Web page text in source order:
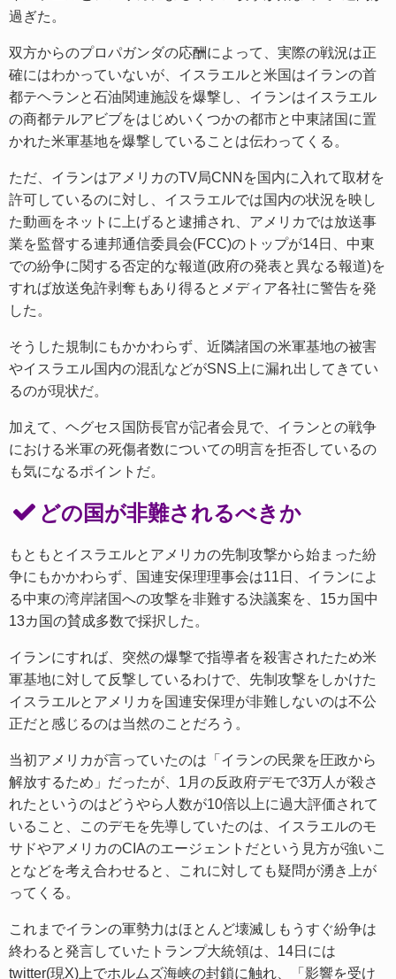
過ぎた。
双方からのプロパガンダの応酬によって、実際の戦況は正
確にはわかっていないが、イスラエルと米国はイランの首
都テヘランと石油関連施設を爆撃し、イランはイスラエル
の商都テルアビブをはじめいくつかの都市と中東諸国に置
かれた米軍基地を爆撃していることは伝わってくる。
ただ、イランはアメリカのTV局CNNを国内に入れて取材を
許可しているのに対し、イスラエルでは国内の状況を映し
た動画をネットに上げると逮捕され、アメリカでは放送事
業を監督する連邦通信委員会(FCC)のトップが14日、中東
での紛争に関する否定的な報道(政府の発表と異なる報道)を
すれば放送免許剥奪もあり得るとメディア各社に警告を発
した。
そうした規制にもかかわらず、近隣諸国の米軍基地の被害
やイスラエル国内の混乱などがSNS上に漏れ出してきてい
るのが現状だ。
加えて、ヘグセス国防長官が記者会見で、イランとの戦争
における米軍の死傷者数についての明言を拒否しているの
も気になるポイントだ。
どの国が非難されるべきか
もともとイスラエルとアメリカの先制攻撃から始まった紛
争にもかかわらず、国連安保理理事会は11日、イランによ
る中東の湾岸諸国への攻撃を非難する決議案を、15カ国中
13カ国の賛成多数で採択した。
イランにすれば、突然の爆撃で指導者を殺害されたため米
軍基地に対して反撃しているわけで、先制攻撃をしかけた
イスラエルとアメリカを国連安保理が非難しないのは不公
正だと感じるのは当然のことだろう。
当初アメリカが言っていたのは「イランの民衆を圧政から
解放するため」だったが、1月の反政府デモで3万人が殺さ
れたというのはどうやら人数が10倍以上に過大評価されて
いること、このデモを先導していたのは、イスラエルのモ
サドやアメリカのCIAのエージェントだという見方が強いこ
となどを考え合わせると、これに対しても疑問が湧き上が
ってくる。
これまでイランの軍勢力はほとんど壊滅しもうすぐ紛争は
終わると発言していたトランプ大統領は、14日には
twitter(現X)上でホルムズ海峡の封鎖に触れ、「影響を受け